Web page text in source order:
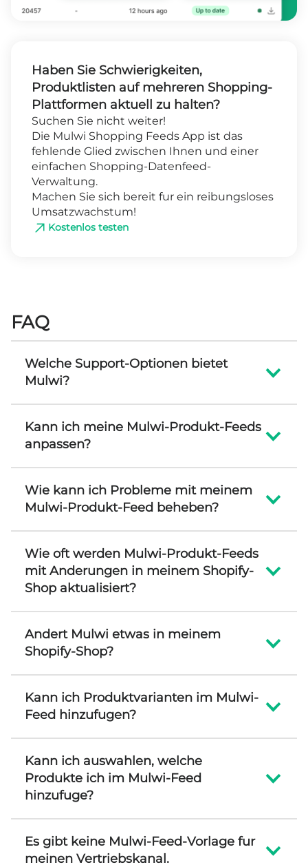
Haben Sie Schwierigkeiten,
Produktlisten auf mehreren Shopping-
Plattformen aktuell zu halten?
Suchen Sie nicht weiter!
Die Mulwi Shopping Feeds App ist das
fehlende Glied zwischen Ihnen und einer
einfachen Shopping-Datenfeed-
Verwaltung.
Machen Sie sich bereit fur ein reibungsloses
Umsatzwachstum!
Kostenlos testen
FAQ
Welche Support-Optionen bietet
Mulwi?
Kann ich meine Mulwi-Produkt-Feeds
anpassen?
Wie kann ich Probleme mit meinem
Mulwi-Produkt-Feed beheben?
Wie oft werden Mulwi-Produkt-Feeds
mit Anderungen in meinem Shopify-
Shop aktualisiert?
Andert Mulwi etwas in meinem
Shopify-Shop?
Kann ich Produktvarianten im Mulwi-
Feed hinzufugen?
Kann ich auswahlen, welche
Produkte ich im Mulwi-Feed
hinzufuge?
Es gibt keine Mulwi-Feed-Vorlage fur
meinen Vertriebskanal.